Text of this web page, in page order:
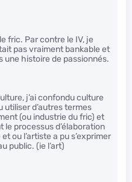
fric. Par contre le IV, je
pas vraiment bankable et
une histoire de passionnés.
j’ai confondu culture
utiliser d’autres termes
(ou industrie du fric) et
le processus d’élaboration
ou l’artiste a pu s’exprimer
public. (ie l’art)